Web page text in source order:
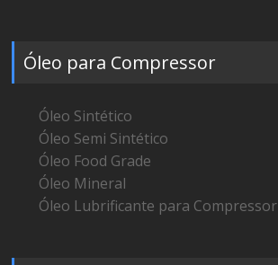
Óleo para Compressor
Óleo Sintético
Óleo Semi Sintético
Óleo Food Grade
Óleo Mineral
Óleo Lubrificante para Compressor